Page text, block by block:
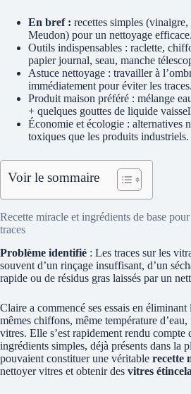
En bref : recettes simples
Meudon) pour un nettoyage efficace.
Outils indispensables : raclette,
papier journal, seau, manche
Astuce nettoyage : travailler à
immédiatement pour éviter les traces.
Produit maison préféré : mélange
+ quelques gouttes de liquide
Économie et écologie : alternatives
toxiques que les produits industriels.
Voir le sommaire
Recette miracle et ingrédients de base
traces
Problème identifié : Les traces sur les
souvent d’un rinçage insuffisant, d’un
rapide ou de résidus gras laissés par un
Claire a commencé ses essais en éliminant
mêmes chiffons, même température
vitres. Elle s’est rapidement rendu compte
ingrédients simples, déjà présents dans la
pouvaient constituer une véritable recette
nettoyer vitres et obtenir des vitres